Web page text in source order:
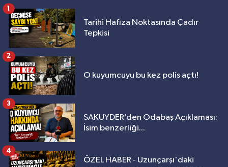
Tarihi Hafıza Noktasında Çadır
Tepkisi
1
O kuyumcuyu bu kez polis açtı!
2
SAKUYDER’den Odabaş Açıklaması:
İsim benzerliği...
3
ÖZEL HABER - Uzunçarşı'daki
4